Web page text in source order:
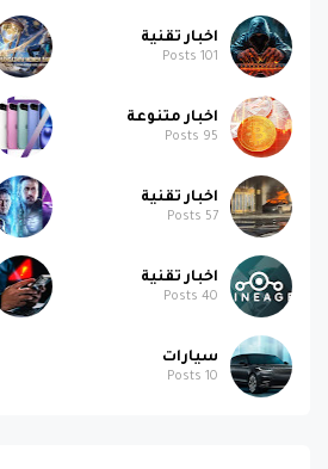
اخبار تقنية
101
اخبار متنوعة
95
اخبار تقنية
57
اخبار تقنية
40
سيارات
10